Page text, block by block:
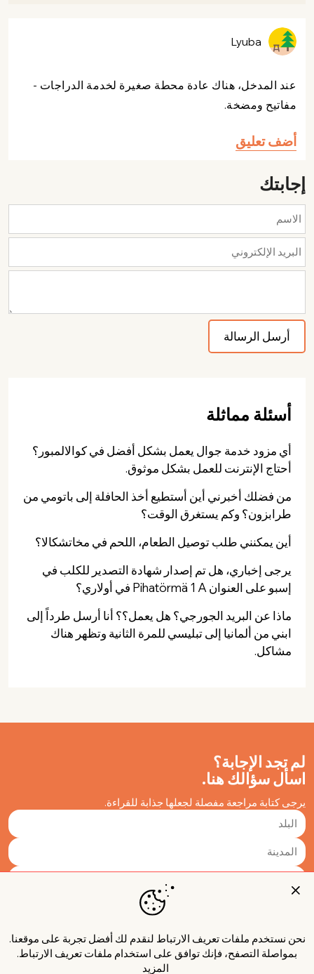
Lyuba
عند المدخل، هناك عادة محطة صغيرة لخدمة الدراجات -
مفاتيح ومضخة.
أضف تعليق
إجابتك
أسئلة مماثلة
أي مزود خدمة جوال يعمل بشكل أفضل في كوالالمبور؟
أحتاج الإنترنت للعمل بشكل موثوق.
من فضلك أخبرني أين أستطيع أخذ الحافلة إلى باتومي من
طرابزون؟ وكم يستغرق الوقت؟
أين يمكنني طلب توصيل الطعام، اللحم في مخاتشكالا؟
يرجى إخباري، هل تم إصدار شهادة التصدير للكلب في
إسبو على العنوان Pihatörmä 1 A في أولاري؟
ماذا عن البريد الجورجي؟ هل يعمل؟؟ أنا أرسل طرداً إلى
ابني من ألمانيا إلى تبليسي للمرة الثانية وتظهر هناك
مشاكل.
لم تجد الإجابة؟
اسأل سؤالك هنا.
يرجى كتابة مراجعة مفصلة لجعلها جذابة للقراءة.
نحن نستخدم ملفات تعريف الارتباط لنقدم لك أفضل تجربة على موقعنا.
بمواصلة التصفح، فإنك توافق على استخدام ملفات تعريف الارتباط.
المزيد